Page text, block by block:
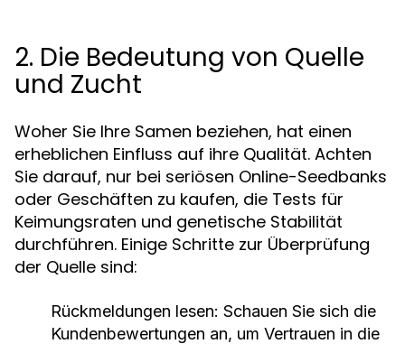
2. Die Bedeutung von Quelle
und Zucht
Woher Sie Ihre Samen beziehen, hat einen
erheblichen Einfluss auf ihre Qualität. Achten
Sie darauf, nur bei seriösen Online-Seedbanks
oder Geschäften zu kaufen, die Tests für
Keimungsraten und genetische Stabilität
durchführen. Einige Schritte zur Überprüfung
der Quelle sind:
Rückmeldungen lesen: Schauen Sie sich die
Kundenbewertungen an, um Vertrauen in die